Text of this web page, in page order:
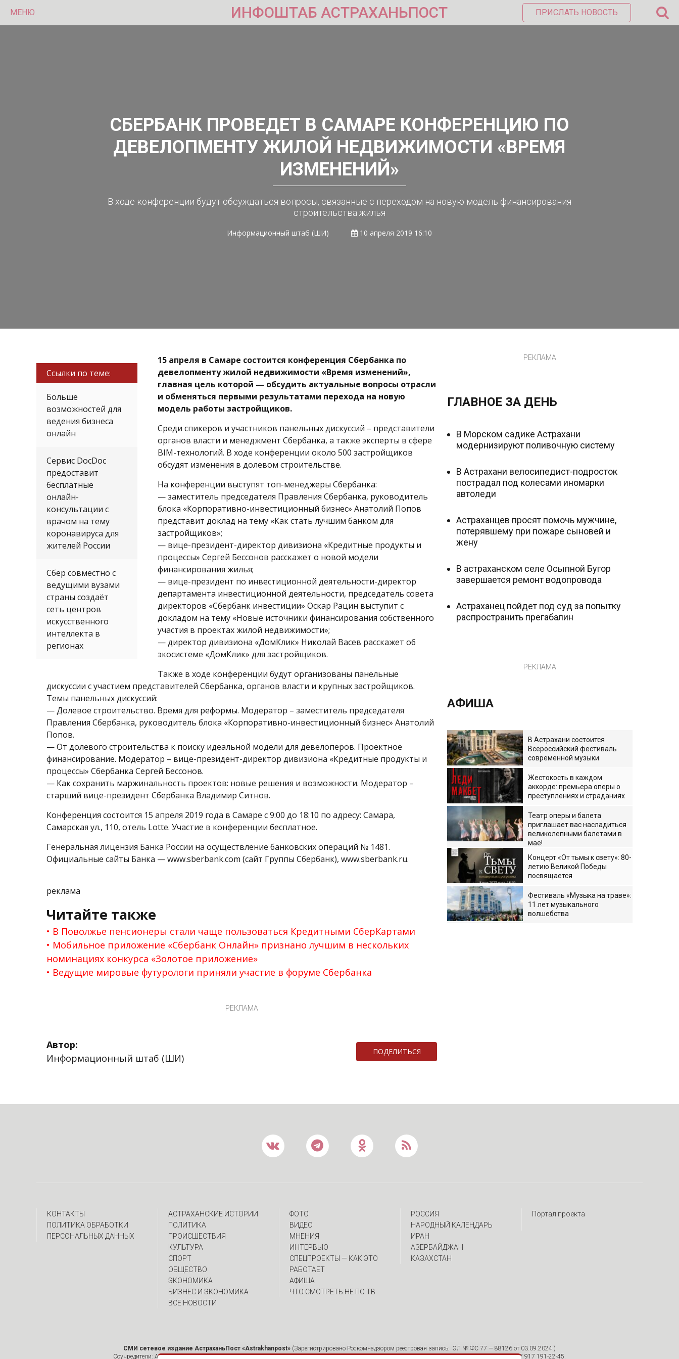
МЕНЮ ИНФОШТАБ АСТРАХАНЬПОСТ ПРИСЛАТЬ НОВОСТЬ
СБЕРБАНК ПРОВЕДЕТ В САМАРЕ КОНФЕРЕНЦИЮ ПО
ДЕВЕЛОПМЕНТУ ЖИЛОЙ НЕДВИЖИМОСТИ «ВРЕМЯ
ИЗМЕНЕНИЙ»
В ходе конференции будут обсуждаться вопросы, связанные с переходом на новую модель финансирования
строительства жилья
Информационный штаб (ШИ) 10 апреля 2019 16:10
Ссылки по теме:
Больше
возможностей для
ведения бизнеса
онлайн
Сервис DocDoc
предоставит
бесплатные
онлайн-
консультации с
врачом на тему
коронавируса для
жителей России
Сбер совместно с
ведущими вузами
страны создаёт
сеть центров
искусственного
интеллекта в
регионах
15 апреля в Самаре состоится конференция Сбербанка по
девелопменту жилой недвижимости «Время изменений»,
главная цель которой — обсудить актуальные вопросы отрасли
и обменяться первыми результатами перехода на новую
модель работы застройщиков.
Среди спикеров и участников панельных дискуссий – представители
органов власти и менеджмент Сбербанка, а также эксперты в сфере
BIM-технологий. В ходе конференции около 500 застройщиков
обсудят изменения в долевом строительстве.
На конференции выступят топ-менеджеры Сбербанка:
— заместитель председателя Правления Сбербанка, руководитель
блока «Корпоративно-инвестиционный бизнес» Анатолий Попов
представит доклад на тему «Как стать лучшим банком для
застройщиков»;
— вице-президент-директор дивизиона «Кредитные продукты и
процессы» Сергей Бессонов расскажет о новой модели
финансирования жилья;
— вице-президент по инвестиционной деятельности-директор
департамента инвестиционной деятельности, председатель совета
директоров «Сбербанк инвестиции» Оскар Рацин выступит с
докладом на тему «Новые источники финансирования собственного
участия в проектах жилой недвижимости»;
— директор дивизиона «ДомКлик» Николай Васев расскажет об
экосистеме «ДомКлик» для застройщиков.
Также в ходе конференции будут организованы панельные
дискуссии с участием представителей Сбербанка, органов власти и крупных застройщиков.
Темы панельных дискуссий:
— Долевое строительство. Время для реформы. Модератор – заместитель председателя
Правления Сбербанка, руководитель блока «Корпоративно-инвестиционный бизнес» Анатолий
Попов.
— От долевого строительства к поиску идеальной модели для девелоперов. Проектное
финансирование. Модератор – вице-президент-директор дивизиона «Кредитные продукты и
процессы» Сбербанка Сергей Бессонов.
— Как сохранить маржинальность проектов: новые решения и возможности. Модератор –
старший вице-президент Сбербанка Владимир Ситнов.
Конференция состоится 15 апреля 2019 года в Самаре с 9:00 до 18:10 по адресу: Самара,
Самарская ул., 110, отель Lotte. Участие в конференции бесплатное.
Генеральная лицензия Банка России на осуществление банковских операций № 1481.
Официальные сайты Банка — www.sberbank.com (сайт Группы Сбербанк), www.sberbank.ru.
реклама
Читайте также
В Поволжье пенсионеры стали чаще пользоваться Кредитными СберКартами
Мобильное приложение «Сбербанк Онлайн» признано лучшим в нескольких
номинациях конкурса «Золотое приложение»
Ведущие мировые футурологи приняли участие в форуме Сбербанка
РЕКЛАМА
Автор:
Информационный штаб (ШИ)
ПОДЕЛИТЬСЯ
РЕКЛАМА
ГЛАВНОЕ ЗА ДЕНЬ
В Морском садике Астрахани
модернизируют поливочную систему
В Астрахани велосипедист-подросток
пострадал под колесами иномарки
автоледи
Астраханцев просят помочь мужчине,
потерявшему при пожаре сыновей и
жену
В астраханском селе Осыпной Бугор
завершается ремонт водопровода
Астраханец пойдет под суд за попытку
распространить прегабалин
РЕКЛАМА
АФИША
В Астрахани состоится
Всероссийский фестиваль
современной музыки
Жестокость в каждом
аккорде: премьера оперы о
преступлениях и страданиях
Театр оперы и балета
приглашает вас насладиться
великолепными балетами в
мае!
Концерт «От тьмы к свету»: 80-
летию Великой Победы
посвящается
Фестиваль «Музыка на траве»:
11 лет музыкального
волшебства
КОНТАКТЫ
ПОЛИТИКА ОБРАБОТКИ
ПЕРСОНАЛЬНЫХ ДАННЫХ
АСТРАХАНСКИЕ ИСТОРИИ
ПОЛИТИКА
ПРОИСШЕСТВИЯ
КУЛЬТУРА
СПОРТ
ОБЩЕСТВО
ЭКОНОМИКА
БИЗНЕС И ЭКОНОМИКА
ВСЕ НОВОСТИ
ФОТО
ВИДЕО
МНЕНИЯ
ИНТЕРВЬЮ
CПЕЦПРОЕКТЫ — КАК ЭТО
РАБОТАЕТ
АФИША
ЧТО СМОТРЕТЬ НЕ ПО ТВ
РОССИЯ
НАРОДНЫЙ КАЛЕНДАРЬ
ИРАН
АЗЕРБАЙДЖАН
КАЗАХСТАН
Портал проекта
СМИ сетевое издание АстраханьПост «Astrakhanpost» (Зарегистрировано Роскомнадзором реестровая запись: ЭЛ № ФС 77 — 88126 от 03.09.2024.)
Соучредители: Алымов А.Н. , ИП Асадулин Ю.А. Главный редактор: Вербина А.В. Адрес: 414000, г. Астрахань, ул. Советская, 30/12, пом. 15 Тел. +7 917 191-22-45.